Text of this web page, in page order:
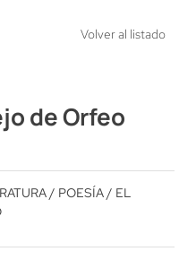
Volver al listado
de Orfeo
/ POESÍA/ EL